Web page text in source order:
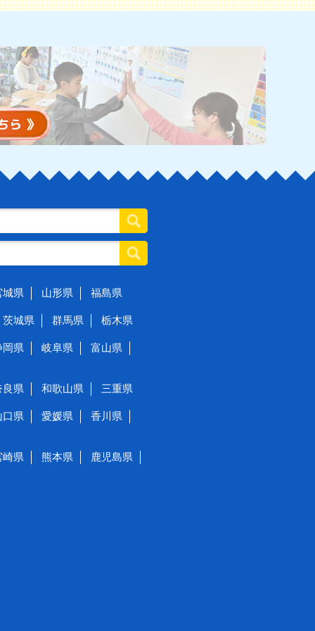
城県 山形県 福島県
茨城県 群馬県 栃木県
岡県 岐阜県 富山県
良県 和歌山県 三重県
口県 愛媛県 香川県
崎県 熊本県 鹿児島県